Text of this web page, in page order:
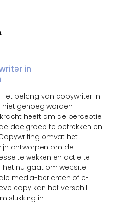
in
Het belang van copywriter in
genoeg worden
heeft om de perceptie
doelgroep te betrekken en
omvat het
ontworpen om de
te wekken en actie te
het nu gaat om website-
media-berichten of e-
copy kan het verschil
in